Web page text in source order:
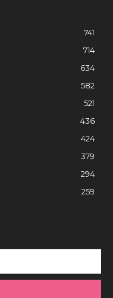
741
714
634
582
521
436
424
379
294
259